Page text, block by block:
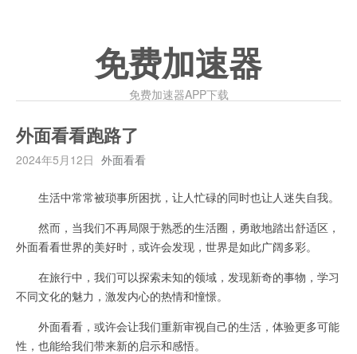
免费加速器
免费加速器APP下载
外面看看跑路了
2024年5月12日 外面看看
生活中常常被琐事所困扰，让人忙碌的同时也让人迷失自我。
然而，当我们不再局限于熟悉的生活圈，勇敢地踏出舒适区，
外面看看世界的美好时，或许会发现，世界是如此广阔多彩。
在旅行中，我们可以探索未知的领域，发现新奇的事物，学习
不同文化的魅力，激发内心的热情和憧憬。
外面看看，或许会让我们重新审视自己的生活，体验更多可能
性，也能给我们带来新的启示和感悟。